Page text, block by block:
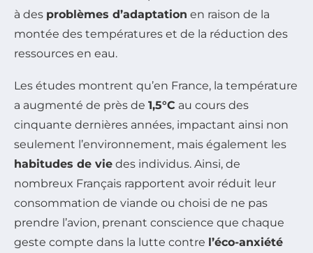
à des problèmes d’adaptation en raison de la
montée des températures et de la réduction des
ressources en eau.
Les études montrent qu’en France, la température
a augmenté de près de 1,5°C au cours des
cinquante dernières années, impactant ainsi non
seulement l’environnement, mais également les
habitudes de vie des individus. Ainsi, de
nombreux Français rapportent avoir réduit leur
consommation de viande ou choisi de ne pas
prendre l’avion, prenant conscience que chaque
geste compte dans la lutte contre l’éco-anxiété